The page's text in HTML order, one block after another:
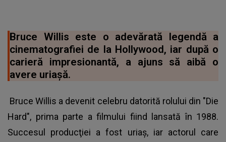
Bruce Willis este o adevărată legendă a
cinematografiei de la Hollywood, iar după o
carieră impresionantă, a ajuns să aibă o
avere uriaşă.
Bruce Willis a devenit celebru datorită rolului din "Die
Hard", prima parte a filmului fiind lansată în 1988.
Succesul producţiei a fost uriaş, iar actorul care